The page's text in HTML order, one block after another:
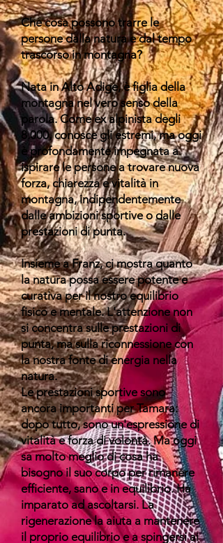
Che cosa possono trarre le
persone dalla natura e dal tempo
trascorso in montagna?
Nata in Alto Adige, è figlia della
montagna nel vero senso della
parola. Come ex alpinista degli
8.000, conosce gli estremi, ma oggi
è profondamente impegnata a
ispirare le persone a trovare nuova
forza, chiarezza e vitalità in
montagna, indipendentemente
dalle ambizioni sportive o dalle
prestazioni di punta.
Insieme a Franz, ci mostra quanto
la natura possa essere potente e
curativa per il nostro equilibrio
fisico e mentale. L'attenzione non
si concentra sulle prestazioni di
punta, ma sulla riconnessione con
la nostra fonte di energia nella
natura.
Le prestazioni sportive sono
ancora importanti per Tamara:
dopo tutto, sono un'espressione di
vitalità e forza di volontà. Ma oggi
sa molto meglio di cosa ha
bisogno il suo corpo per rimanere
efficiente, sano e in equilibrio. Ha
imparato ad ascoltarsi. La
rigenerazione la aiuta a mantenere
il proprio equilibrio e a spingersi ai